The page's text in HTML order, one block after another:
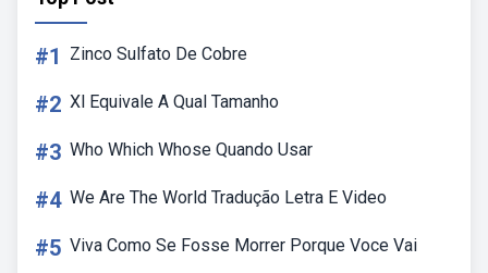
#1 Zinco Sulfato De Cobre
#2 Xl Equivale A Qual Tamanho
#3 Who Which Whose Quando Usar
#4 We Are The World Tradução Letra E Video
#5 Viva Como Se Fosse Morrer Porque Voce Vai